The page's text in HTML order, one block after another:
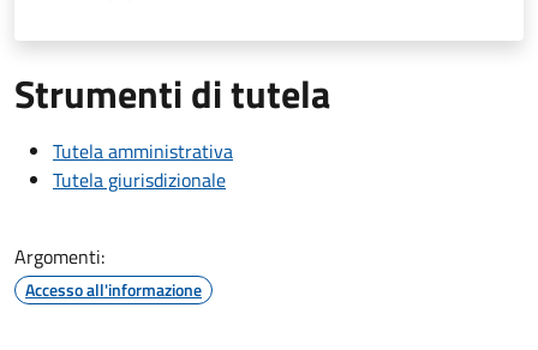
Strumenti di tutela
Tutela amministrativa
Tutela giurisdizionale
Argomenti:
Accesso all'informazione